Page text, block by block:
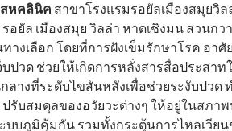
สหคลินิค สาขาโรงแรมรอยัลเมืองสมุยวิ
อยัล เมืองสมุย วิลล่า หาดเชิงมน สวนก
างเลือก โดยที่การฝังเข็มรักษาโรค อาศั
บปวด ช่วยให้เกิดการหลั่งสารสื่อประสา
ลางที่ระดับไขสันหลังเพื่อช่วยระงับปวด
รับสมดุลของอวัยวะต่างๆ ให้อยู่ในสภา
บบภูมิคุ้มกัน รวมทั้งกระตุ้นการไหลเวียน